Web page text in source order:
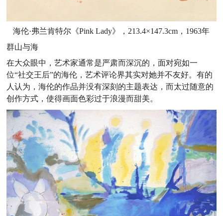
海伦·弗兰肯特尔《Pink Lady》，213.4×147.3cm，1963年
群山与海
在大众眼中，艺术家通常是严肃而深沉的，面对宛如一
位“社交王后”的海伦，艺术评论界其实对她并不友好。有的
人认为，海伦的作品并没有深刻的主题表达，而太过随意的
创作方式，使得画面色彩过于浪漫而甜美。